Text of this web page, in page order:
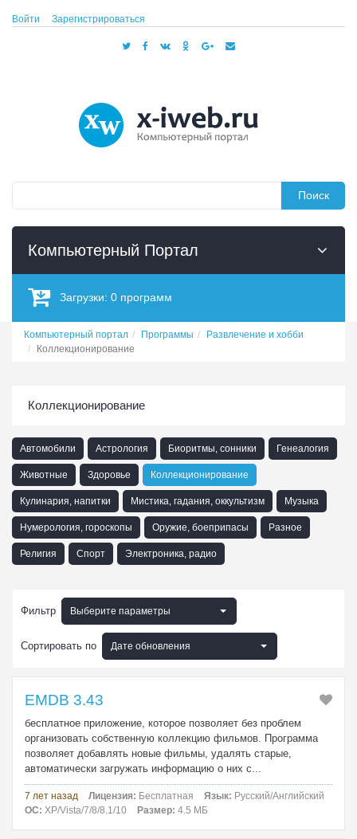
Войти Зарегистрироваться
Поиск
Компьютерный Портал
Загрузки: 0 программ
Компьютерный портал Программы
Развлечение и хобби
Коллекционирование
Коллекционирование
Автомобили Астрология Биоритмы, сонники Генеалогия
Животные Здоровье Коллекционирование
Кулинария, напитки Мистика, гадания, оккультизм Музыка
Нумерология, гороскопы Оружие, боеприпасы Разное
Религия Спорт Электроника, радио
Фильтр Выберите параметры
Сортировать по Дате обновления
EMDB 3.43
бесплатное приложение, которое позволяет без проблем
организовать собственную коллекцию фильмов. Программа
позволяет добавлять новые фильмы, удалять старые,
автоматически загружать информацию о них с...
7 лет назад Лицензия: Бесплатная Язык: Русский/Английский
ОС: XP/Vista/7/8/8.1/10 Размер: 4.5 МБ